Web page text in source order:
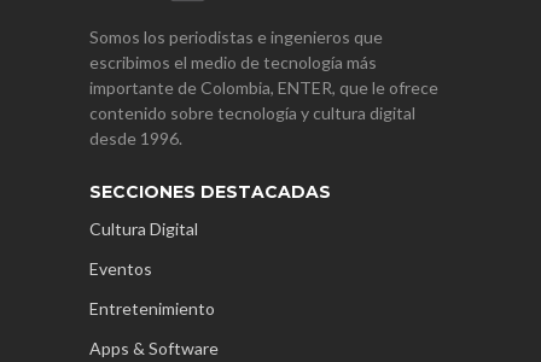
Somos los periodistas e ingenieros que
escribimos el medio de tecnología más
importante de Colombia, ENTER, que le ofrece
contenido sobre tecnología y cultura digital
desde 1996.
SECCIONES DESTACADAS
Cultura Digital
Eventos
Entretenimiento
Apps & Software